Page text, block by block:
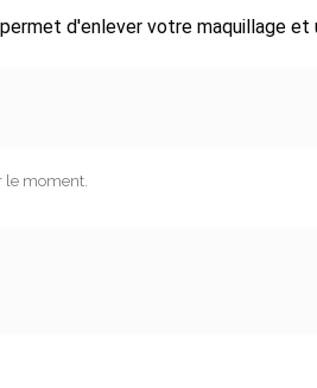
d'enlever votre maquillage
le moment.